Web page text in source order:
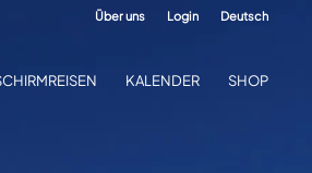
Über uns Login Deutsch
KALENDER SHOP